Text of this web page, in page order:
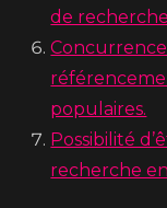
de
populaires.
Possibilité
recherche